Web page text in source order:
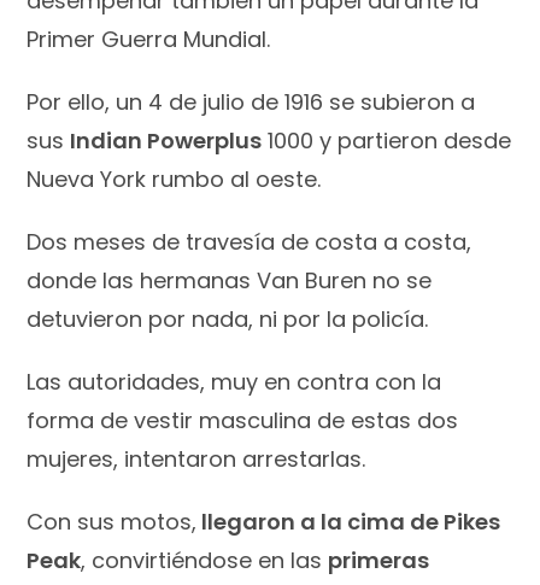
Primer Guerra Mundial.
Por ello, un 4 de julio de 1916 se subieron a
sus Indian Powerplus 1000 y partieron desde
Nueva York rumbo al oeste.
Dos meses de travesía de costa a costa,
donde las hermanas Van Buren no se
detuvieron por nada, ni por la policía.
Las autoridades, muy en contra con la
forma de vestir masculina de estas dos
mujeres, intentaron arrestarlas.
Con sus motos, llegaron a la cima de Pikes
Peak, convirtiéndose en las primeras